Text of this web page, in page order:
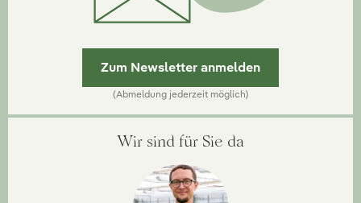
Zum Newsletter anmelden
(Abmeldung jederzeit möglich)
Wir sind für Sie da